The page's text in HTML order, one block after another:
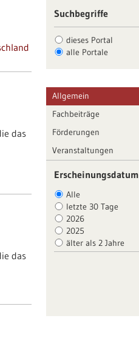
das
das
Suchbegriffe
dieses Portal
alle Portale
Allgemein
Fachbeiträge
Förderungen
Veranstaltungen
Erscheinungsdatum
Alle
letzte 30 Tage
2026
2025
älter als 2 Jahre